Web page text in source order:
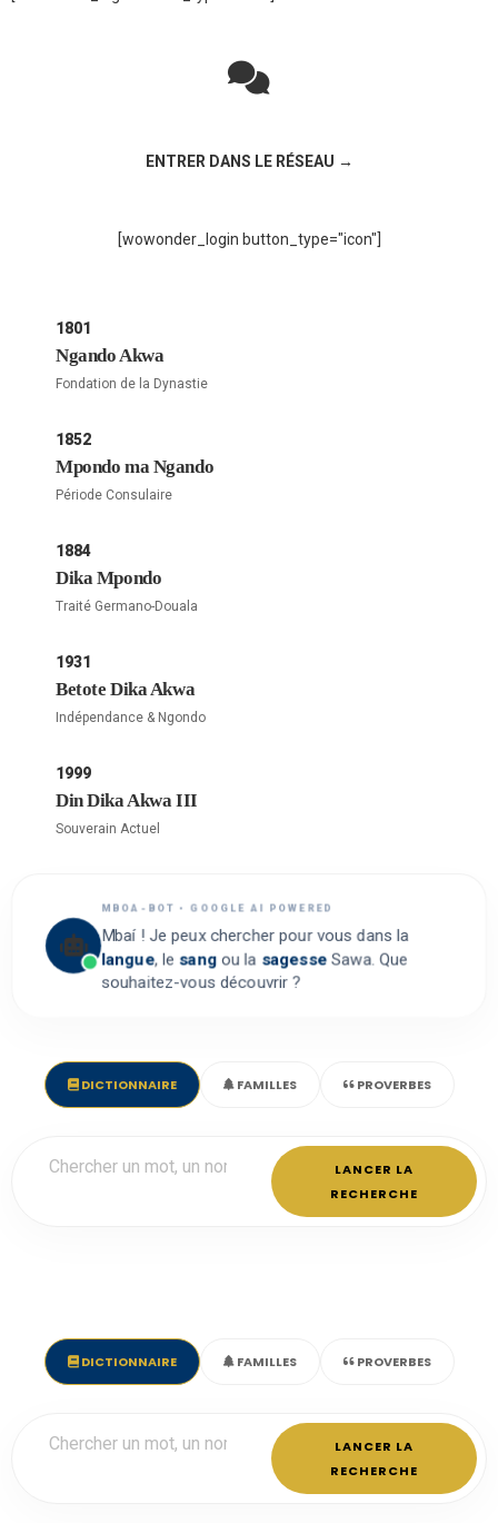
ENTRER DANS LE RÉSEAU →
[wowonder_login button_type="icon"]
1801
Ngando Akwa
Fondation de la Dynastie
1852
Mpondo ma Ngando
Période Consulaire
1884
Dika Mpondo
Traité Germano-Douala
1931
Betote Dika Akwa
Indépendance & Ngondo
1999
Din Dika Akwa III
Souverain Actuel
MBOA-BOT • GOOGLE AI POWERED
Mbaí ! Je peux chercher pour vous dans la
langue, le sangou la sagesse Sawa. Que
souhaitez-vous découvrir ?
DICTIONNAIRE FAMILLES PROVERBES
LANCER LA
RECHERCHE
DICTIONNAIRE FAMILLES PROVERBES
LANCER LA
RECHERCHE